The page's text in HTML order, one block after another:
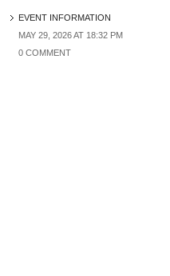
EVENT INFORMATION
MAY 29, 2026 AT 18:32 PM
0 COMMENT